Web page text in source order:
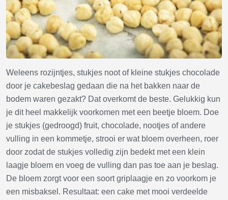
Weleens rozijntjes, stukjes noot of kleine stukjes chocolade
door je cakebeslag gedaan die na het bakken naar de
bodem waren gezakt? Dat overkomt de beste. Gelukkig kun
je dit heel makkelijk voorkomen met een beetje bloem. Doe
je stukjes (gedroogd) fruit, chocolade, nootjes of andere
vulling in een kommetje, strooi er wat bloem overheen, roer
door zodat de stukjes volledig zijn bedekt met een klein
laagje bloem en voeg de vulling dan pas toe aan je beslag.
De bloem zorgt voor een soort griplaagje en zo voorkom je
een misbaksel. Resultaat: een cake met mooi verdeelde